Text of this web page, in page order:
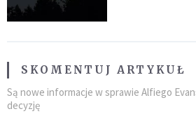
SKOMENTUJ ARTYKUŁ
Są nowe informacje w sprawie Alfiego
decyzję